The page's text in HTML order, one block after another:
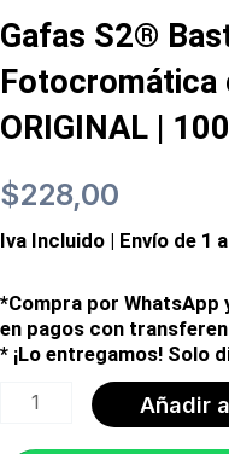
Gafas S2®
Fotocromática
ORIGINAL |
$228,00
Iva Incluido | Envío de 1
*Compra por WhatsApp
en pagos con
* ¡Lo entregamos! Solo
Gafas
Añadir